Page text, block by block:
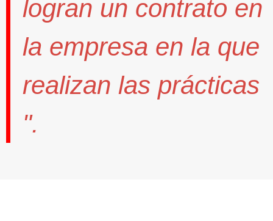
logran un contrato en
la empresa en la que
realizan las prácticas
".